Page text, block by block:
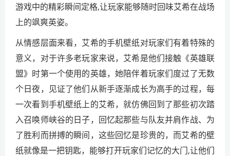
游戏中的精彩瞬间定格,让玩家能够随时回味艾希在战场
上的飒爽英姿。
从情感层面来看，艾希的手机壁纸对玩家们有着特殊的
意义，对于许多老玩家来说，艾希是他们接触《英雄联
盟》时第一个使用的英雄，她陪伴着玩家们度过了无数
个日夜，见证了他们从新手逐渐成长为高手的过程，每
一次看到手机壁纸上的艾希，就仿佛回到了那些初次踏
入召唤师峡谷的日子，回忆起那些与队友并肩作战、为
了胜利而拼搏的瞬间，这些回忆是珍贵的，而艾希的壁
纸就像是一把钥匙，能够打开玩家们记忆的大门,让他们